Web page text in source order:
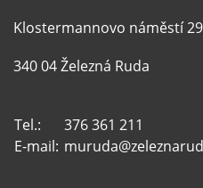
Klostermannovo náměstí
340 04 Železná Ruda
Tel.:
376 361 211
E-mail: